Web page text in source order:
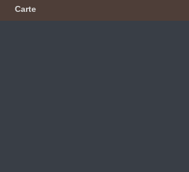
Carte